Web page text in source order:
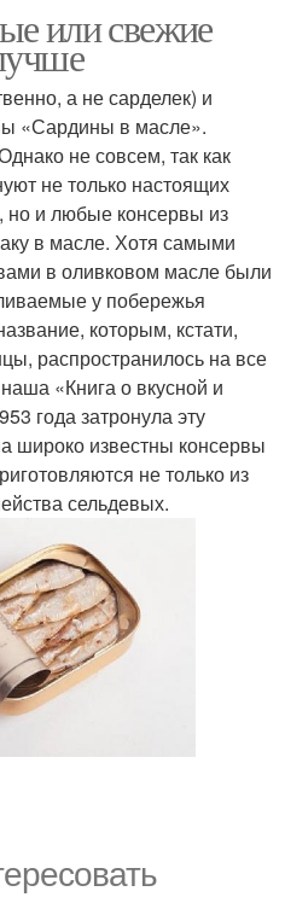
или свежие
а не сарделек) и
«Сардины в масле».
не совсем, так как
не только настоящих
и любые консервы из
в масле. Хотя самыми
в оливковом масле были
у побережья
которым, кстати,
распространилось на все
«Книга о вкусной и
года затронула эту
широко известны консервы
не только из
сельдевых.